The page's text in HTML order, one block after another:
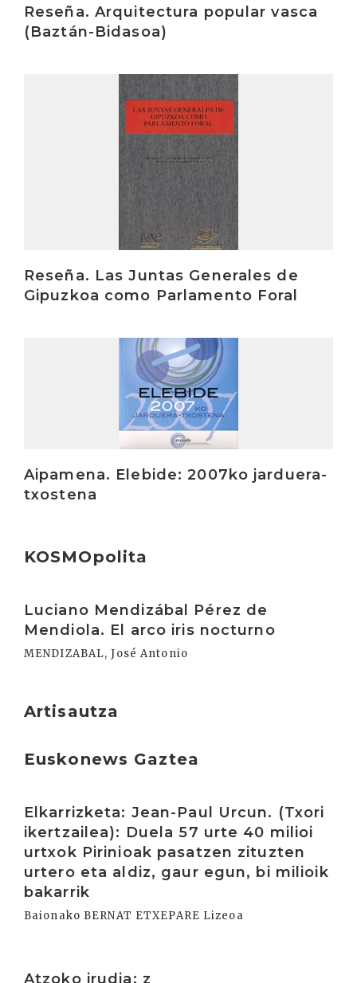
Reseña. Arquitectura popular vasca
(Baztán-Bidasoa)
Reseña. Las Juntas Generales de
Gipuzkoa como Parlamento Foral
Aipamena. Elebide: 2007ko jarduera-
txostena
KOSMOpolita
Luciano Mendizábal Pérez de
Mendiola. El arco iris nocturno
MENDIZABAL, José Antonio
Artisautza
Euskonews Gaztea
Elkarrizketa: Jean-Paul Urcun. (Txori
ikertzailea): Duela 57 urte 40 milioi
urtxok Pirinioak pasatzen zituzten
urtero eta aldiz, gaur egun, bi milioik
bakarrik
Baionako BERNAT ETXEPARE Lizeoa
Atzoko irudia: z